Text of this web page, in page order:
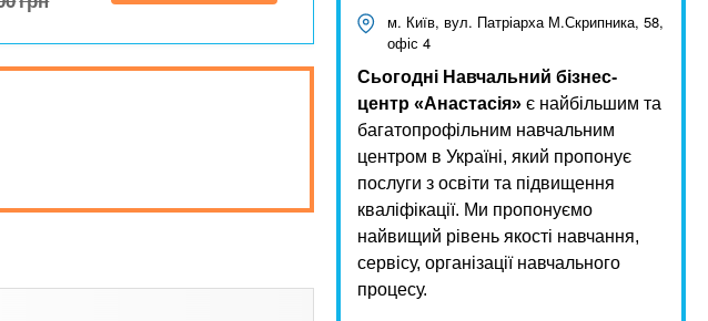
м. Київ, вул. Патріарха М.Скрипника, 58,
офіс 4
Сьогодні Навчальний бізнес-
центр «Анастасія» є найбільшим та
багатопрофільним навчальним
центром в Україні, який пропонує
послуги з освіти та підвищення
кваліфікації. Ми пропонуємо
найвищий рівень якості навчання,
сервісу, організації навчального
процесу.